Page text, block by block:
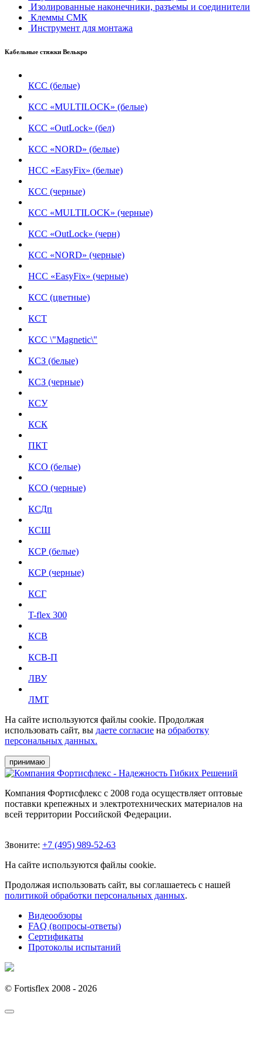
Изолированные наконечники, разъемы и соединители
Клеммы СМК
Инструмент для монтажа
Кабельные стяжки Велькро
КСС (белые)
КСС «MULTILOCK» (белые)
КСС «OutLock» (бел)
КСС «NORD» (белые)
НСС «EasyFix» (белые)
КСС (черные)
КСС «MULTILOCK» (черные)
КСС «OutLock» (черн)
КСС «NORD» (черные)
НСС «EasyFix» (черные)
КСС (цветные)
КСТ
КСС \"Magnetic\"
КСЗ (белые)
КСЗ (черные)
КСУ
КСК
ПКТ
КСО (белые)
КСО (черные)
КСДп
КСШ
КСР (белые)
КСР (черные)
КСГ
T-flex 300
КСВ
КСВ-П
ЛВУ
ЛМТ
На сайте используются файлы cookie. Продолжая
использовать сайт, вы даете согласие на обработку
персональных данных.
принимаю
Компания Фортисфлекс с 2008 года осуществляет оптовые
поставки крепежных и электротехнических материалов на
всей территории Российской Федерации.
Звоните: +7 (495) 989-52-63
На сайте используются файлы cookie.
Продолжая использовать сайт, вы соглашаетесь с нашей
политикой обработки персональных данных.
Видеообзоры
FAQ (вопросы-ответы)
Сертификаты
Протоколы испытаний
© Fortisflex 2008 - 2026